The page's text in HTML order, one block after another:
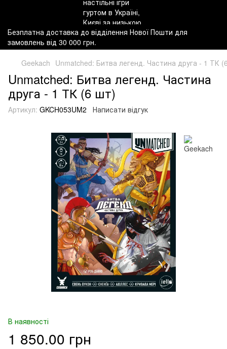
Безплатна доставка до відділення Нової Пошти для
замовлень від 30 000 грн.
Geekach Unmatched: Битва легенд. Частина друга - 1 ТК
Unmatched: Битва легенд. Частина
друга - 1 ТК (6 шт)
Артикул: GKCH053UM2 Написати відгук
В наявності
1 850.00 грн